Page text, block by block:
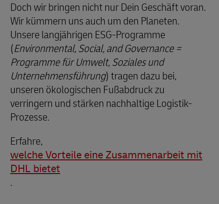
Doch wir bringen nicht nur Dein Geschäft voran.
Wir kümmern uns auch um den Planeten.
Unsere langjährigen ESG-Programme
(Environmental, Social, and Governance =
Programme für Umwelt, Soziales und
Unternehmensführung) tragen dazu bei,
unseren ökologischen Fußabdruck zu
verringern und stärken nachhaltige Logistik-
Prozesse.
Erfahre,
welche Vorteile eine Zusammenarbeit mit
DHL bietet
.